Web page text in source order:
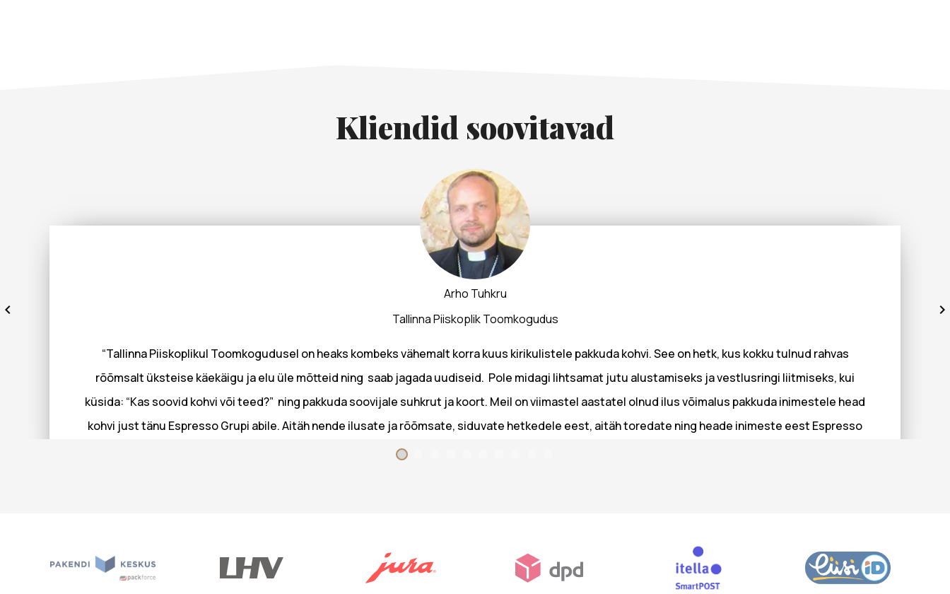
Kliendid soovitavad
Arho Tuhkru
Tallinna Piiskoplik Toomkogudus
“Tallinna Piiskoplikul Toomkogudusel on heaks kombeks vähemalt korra kuus kirikulistele pakkuda kohvi. See on hetk, kus kokku tulnud rahvas
rõõmsalt üksteise käekäigu ja elu üle mõtteid ning saab jagada uudiseid. Pole midagi lihtsamat jutu alustamiseks ja vestlusringi liitmiseks, kui
küsida: “Kas soovid kohvi või teed?” ning pakkuda soovijale suhkrut ja koort. Meil on viimastel aastatel olnud ilus võimalus pakkuda inimestele head
kohvi just tänu Espresso Grupi abile. Aitäh nende ilusate ja rõõmsate, siduvate hetkedele eest, aitäh toredate ning heade inimeste eest Espresso